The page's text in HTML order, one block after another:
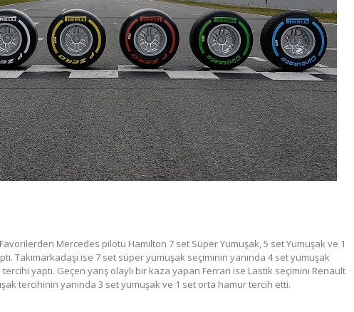
Mercedes pilotu Hamilton 7 set Süper Yumuşak, 5 set Yumuşak ve 1
Takımarkadaşı ise 7 set süper yumuşak seçiminin yanında 4 set yumuşak
yaptı. Geçen yarış olaylı bir kaza yapan Ferrari ise Lastik seçimini Renault
tercihinin yanında 3 set yumuşak ve 1 set orta hamur tercih etti.